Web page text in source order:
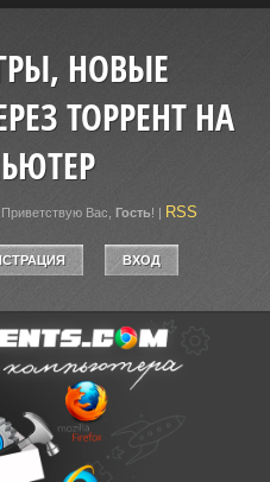
НОВЫЕ
ТОРРЕНТ НА
Приветствую Вас Гость! | RSS
ВХОД